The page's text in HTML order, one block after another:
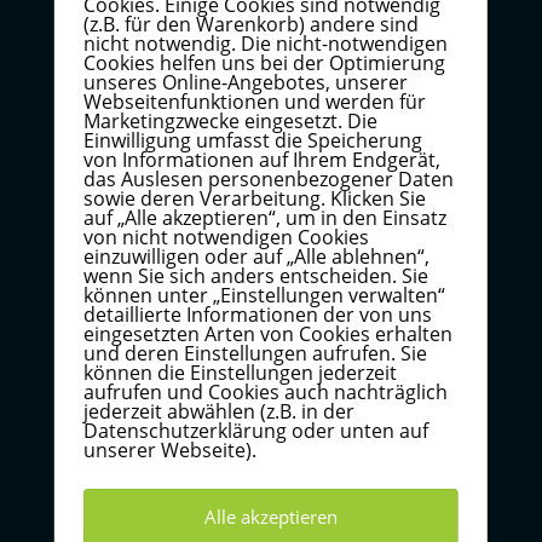
Schemapädagogen müssen sich mit Zu-
Erziehenden/Klienten auseinandersetzen, die nicht
nur das Schema „Misstrauen/Missbrauch“ mitsamt
den Bewältigungsreaktionen, Manipulationen und
Kommunikationsspielen offenbaren, sondern noch
mit vielen anderen hinderlichen Schemata. Dies
erfordert ein hohes Maß an Fach-, Personal- und
Sozialkompetenz.
Anwendungsbereiche
Schemapädagogik kann in vielen
sozialpädagogischen Arbeitsfeldern praktiziert
werden, etwa in der Krippe, im Kindergarten, Hort,
Heim. Aber auch psychosoziale Arbeitsfelder bieten
sich an, zum Beispiel die Einzelfallhilfe,
(z.B. für den Warenkorb) andere sind
nicht notwendig. Die nicht-notwendigen
Cookies helfen uns bei der Optimierung
unseres Online-Angebotes, unserer
Webseitenfunktionen und werden für
Marketingzwecke eingesetzt. Die
Einwilligung umfasst die Speicherung
von Informationen auf Ihrem Endgerät,
das Auslesen personenbezogener Daten
sowie deren Verarbeitung. Klicken Sie
auf „Alle akzeptieren“, um in den Einsatz
von nicht notwendigen Cookies
einzuwilligen oder auf „Alle ablehnen“,
wenn Sie sich anders entscheiden. Sie
können unter „Einstellungen verwalten“
detaillierte Informationen der von uns
eingesetzten Arten von Cookies erhalten
und deren Einstellungen aufrufen. Sie
können die Einstellungen jederzeit
aufrufen und Cookies auch nachträglich
jederzeit abwählen (z.B. in der
Datenschutzerklärung oder unten auf
unserer Webseite).
Alle akzeptieren